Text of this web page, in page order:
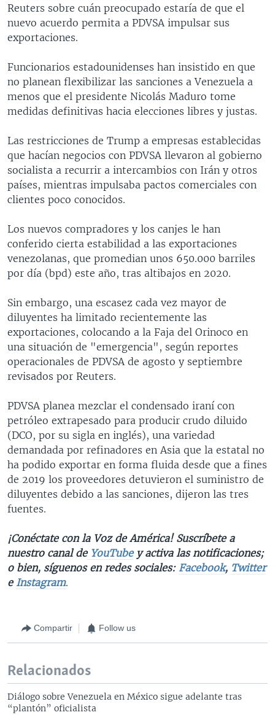
Reuters sobre cuán preocupado estaría de que el
nuevo acuerdo permita a PDVSA impulsar sus
exportaciones.
Funcionarios estadounidenses han insistido en que
no planean flexibilizar las sanciones a Venezuela a
menos que el presidente Nicolás Maduro tome
medidas definitivas hacia elecciones libres y justas.
Las restricciones de Trump a empresas establecidas
que hacían negocios con PDVSA llevaron al gobierno
socialista a recurrir a intercambios con Irán y otros
países, mientras impulsaba pactos comerciales con
clientes poco conocidos.
Los nuevos compradores y los canjes le han
conferido cierta estabilidad a las exportaciones
venezolanas, que promedian unos 650.000 barriles
por día (bpd) este año, tras altibajos en 2020.
Sin embargo, una escasez cada vez mayor de
diluyentes ha limitado recientemente las
exportaciones, colocando a la Faja del Orinoco en
una situación de "emergencia", según reportes
operacionales de PDVSA de agosto y septiembre
revisados por Reuters.
PDVSA planea mezclar el condensado iraní con
petróleo extrapesado para producir crudo diluido
(DCO, por su sigla en inglés), una variedad
demandada por refinadores en Asia que la estatal no
ha podido exportar en forma fluida desde que a fines
de 2019 los proveedores detuvieron el suministro de
diluyentes debido a las sanciones, dijeron las tres
fuentes.
¡Conéctate con la Voz de América! Suscríbete a
nuestro canal deYouTubey activa las notificaciones;
o bien, síguenos en redes sociales: Facebook, Twitter
e Instagram.
Compartir Follow us
Relacionados
Diálogo sobre Venezuela en México sigue adelante tras
“plantón” oficialista